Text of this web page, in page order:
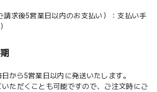
請求後5営業日以内のお支払い）：支払い手
から5営業⽇以内に発送いたします。
ただくことも可能ですので、ご注⽂時にご